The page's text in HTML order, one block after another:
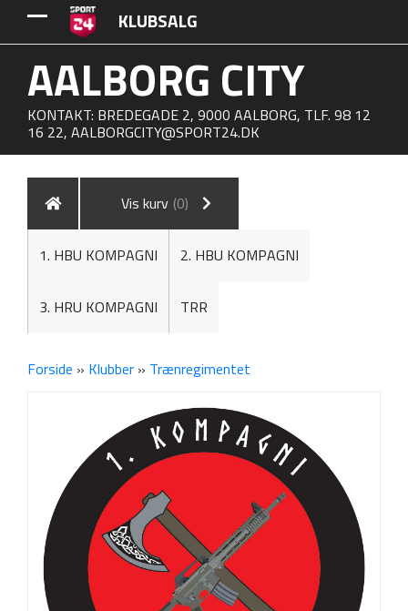
KLUBSALG
AALBORG CITY
KONTAKT: BREDEGADE 2, 9000 AALBORG, TLF. 98 12
16 22, AALBORGCITY@SPORT24.DK
Vis kurv (0)
1. HBU KOMPAGNI 2. HBU KOMPAGNI
3. HRU KOMPAGNI TRR
Forside » Klubber » Trænregimentet